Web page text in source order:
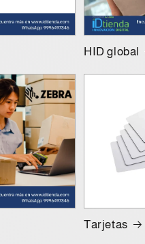
HID global
Tarjetas